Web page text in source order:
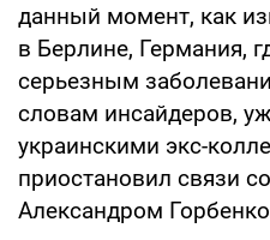
данный момент, как
в Берлине, Германия,
серьезным
словам инсайдеров,
украинскими экс-
приостановил связи
Александром